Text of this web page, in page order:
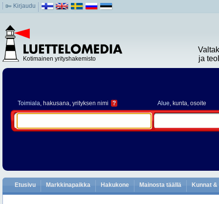
Kirjaudu
Kotimainen yrityshakemisto
ja
Toimiala, hakusana, yrityksen nimi ? Alue, kunta, osoite
Etusivu Markkinapaikka Hakukone Mainosta täällä Kunnat